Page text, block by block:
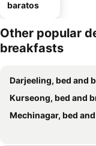
baratos
Other popular
breakfasts
Darjeeling, bed and
Kurseong, bed and
Mechinagar, bed and